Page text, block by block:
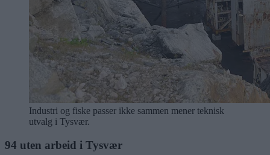
Industri og fiske passer ikke sammen mener teknisk
utvalg i Tysvær.
94 uten arbeid i Tysvær